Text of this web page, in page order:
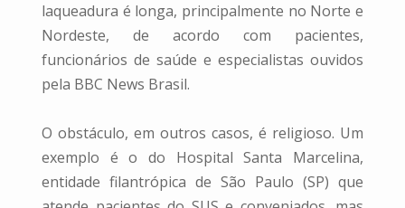
laqueadura é longa, principalmente no Norte e
Nordeste, de acordo com pacientes,
funcionários de saúde e especialistas ouvidos
pela BBC News Brasil.
O obstáculo, em outros casos, é religioso. Um
exemplo é o do Hospital Santa Marcelina,
entidade filantrópica de São Paulo (SP) que